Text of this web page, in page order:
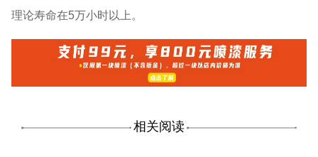
理论寿命在5万小时以上。
相关阅读